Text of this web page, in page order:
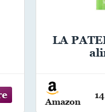
LA
Amazon